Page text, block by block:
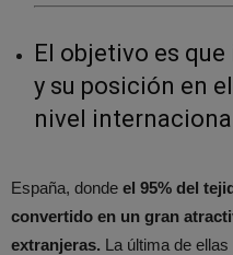
El objetivo es
y su posición en
nivel
España, donde el 95% del
convertido en un gran
extranjeras. La última de